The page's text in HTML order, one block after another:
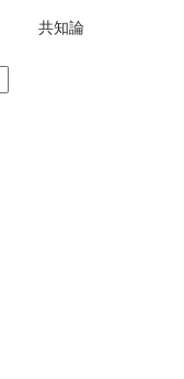
共知論